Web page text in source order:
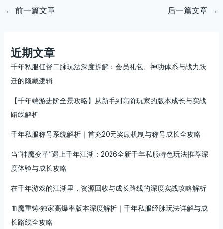
← 前一篇文章 后一篇文章 →
近期文章
千年私服任督二脉玩法深度拆解：会员礼包、神功体系与战力跃
迁的隐藏逻辑
【千年端游进阶全景攻略】从新手到高阶玩家的版本成长与实战
路线解析
千年私服称号系统解析｜首充20元奖励机制与称号成长全攻略
当“神魔变革”遇上千年江湖：2026全新千年私服特色玩法推荐深
度体验与成长攻略
在千年游戏的江湖里，资源回收与成长路线的深度实战攻略解析
血魔重铸·独家高爆率版本深度解析｜千年私服经脉玩法详解与成
长路线全攻略